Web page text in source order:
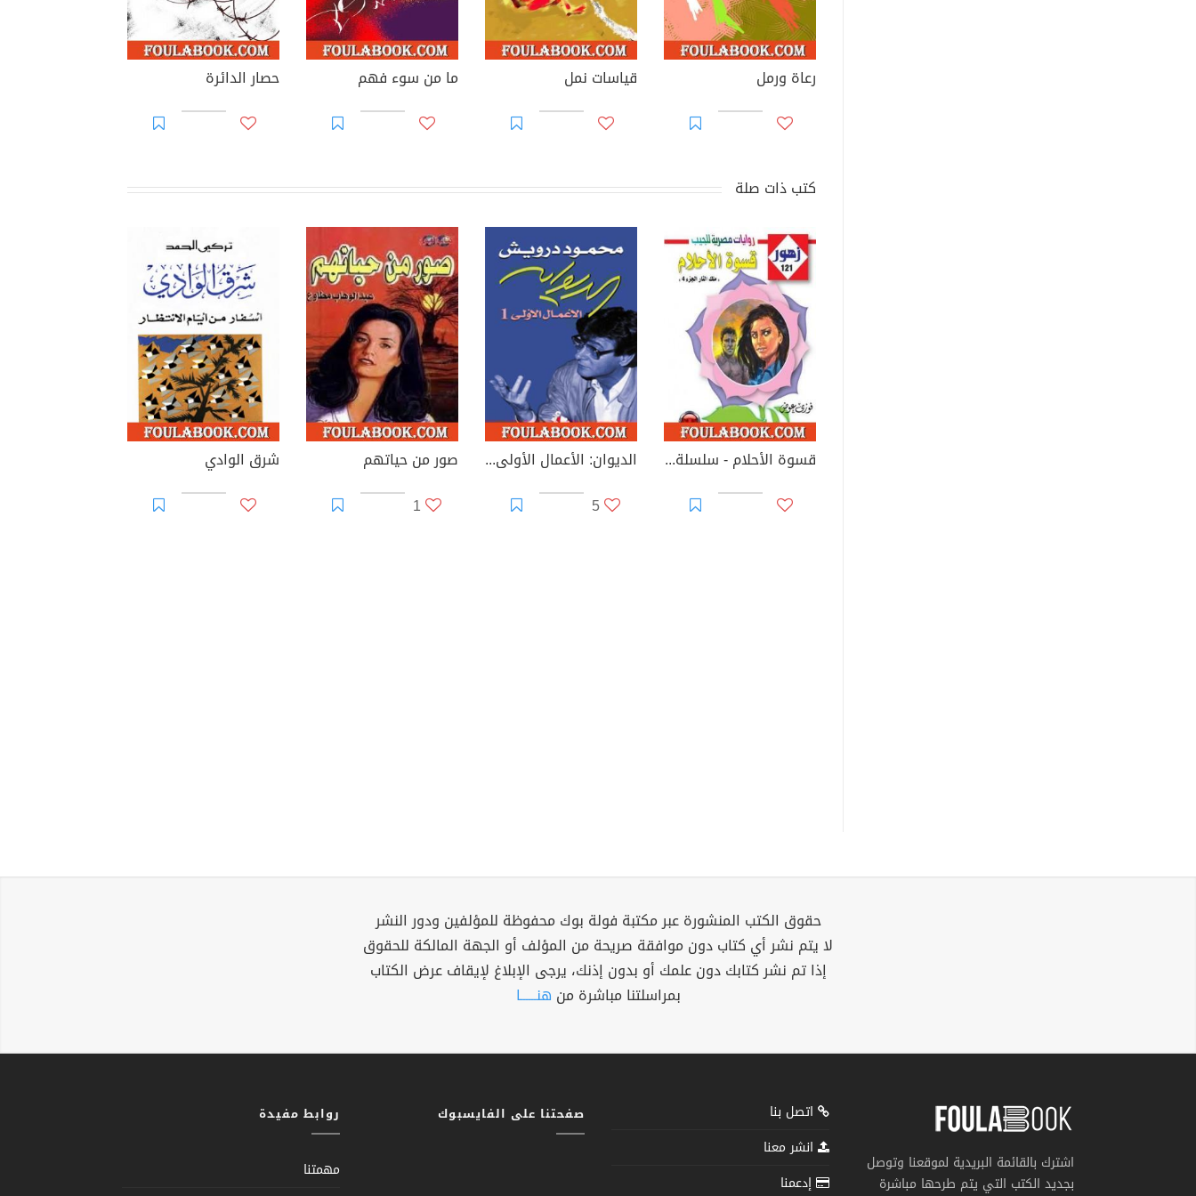
رعاة ورمل قياسات نمل ما من سوء فهم حصار الدائرة
كتب ذات صلة
قسوة الأحلام - سلسلة زهور
الديوان: الأعمال الأولى 1
5
صور من حياتهم
1
شرق الوادي
حقوق الكتب المنشورة عبر مكتبة فولة بوك محفوظة للمؤلفين ودور النشر
لا يتم نشر أي كتاب دون موافقة صريحة من المؤلف أو الجهة المالكة للحقوق
إذا تم نشر كتابك دون علمك أو بدون إذنك، يرجى الإبلاغ لإيقاف عرض الكتاب
بمراسلتنا مباشرة من هنــــــا
اشترك بالقائمة البريدية لموقعنا وتوصل
بجديد الكتب التي يتم طرحها مباشرة
اتصل بنا
انشر معنا
إدعمنا
صفحتنا على الفايسبوك روابط مفيدة
مهمتنا